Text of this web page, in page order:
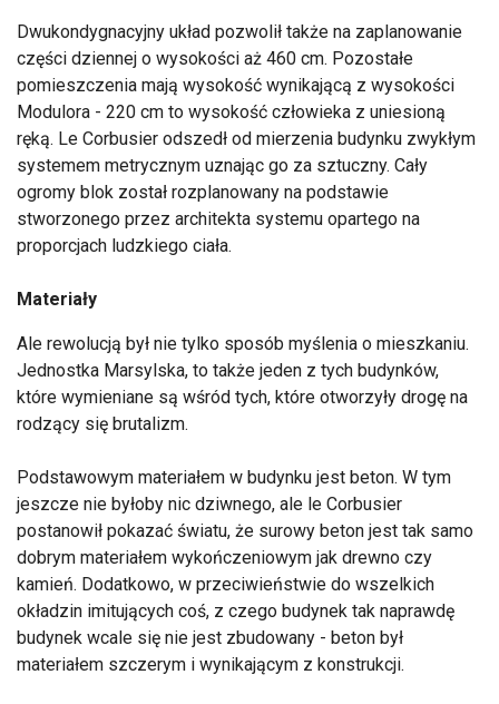
Dwukondygnacyjny układ pozwolił także na zaplanowanie
części dziennej o wysokości aż 460 cm. Pozostałe
pomieszczenia mają wysokość wynikającą z wysokości
Modulora - 220 cm to wysokość człowieka z uniesioną
ręką. Le Corbusier odszedł od mierzenia budynku zwykłym
systemem metrycznym uznając go za sztuczny. Cały
ogromy blok został rozplanowany na podstawie
stworzonego przez architekta systemu opartego na
proporcjach ludzkiego ciała.
Materiały
Ale rewolucją był nie tylko sposób myślenia o mieszkaniu.
Jednostka Marsylska, to także jeden z tych budynków,
które wymieniane są wśród tych, które otworzyły drogę na
rodzący się brutalizm.
Podstawowym materiałem w budynku jest beton. W tym
jeszcze nie byłoby nic dziwnego, ale le Corbusier
postanowił pokazać światu, że surowy beton jest tak samo
dobrym materiałem wykończeniowym jak drewno czy
kamień. Dodatkowo, w przeciwieństwie do wszelkich
okładzin imitujących coś, z czego budynek tak naprawdę
budynek wcale się nie jest zbudowany - beton był
materiałem szczerym i wynikającym z konstrukcji.